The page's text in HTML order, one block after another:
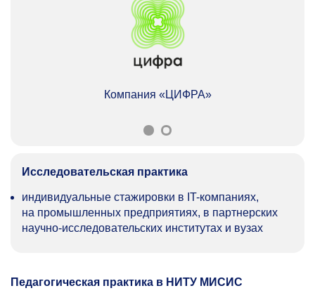
Компания «ЦИФРА»
Исследовательская практика
индивидуальные стажировки в IT-компаниях,
на промышленных предприятиях, в партнерских
научно-исследовательских институтах и вузах
Педагогическая практика в НИТУ МИСИС